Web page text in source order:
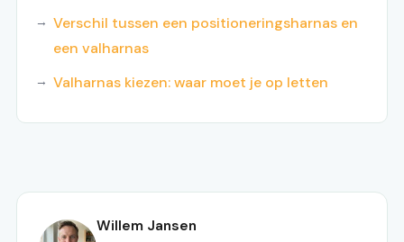
Verschil tussen een positioneringsharnas en
een valharnas
Valharnas kiezen: waar moet je op letten
Willem Jansen